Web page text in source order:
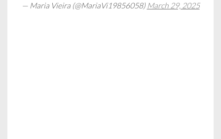
— Maria Vieira (@MariaVi19856058) March 29, 2025